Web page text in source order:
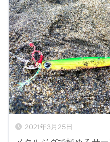
2021年3月25日